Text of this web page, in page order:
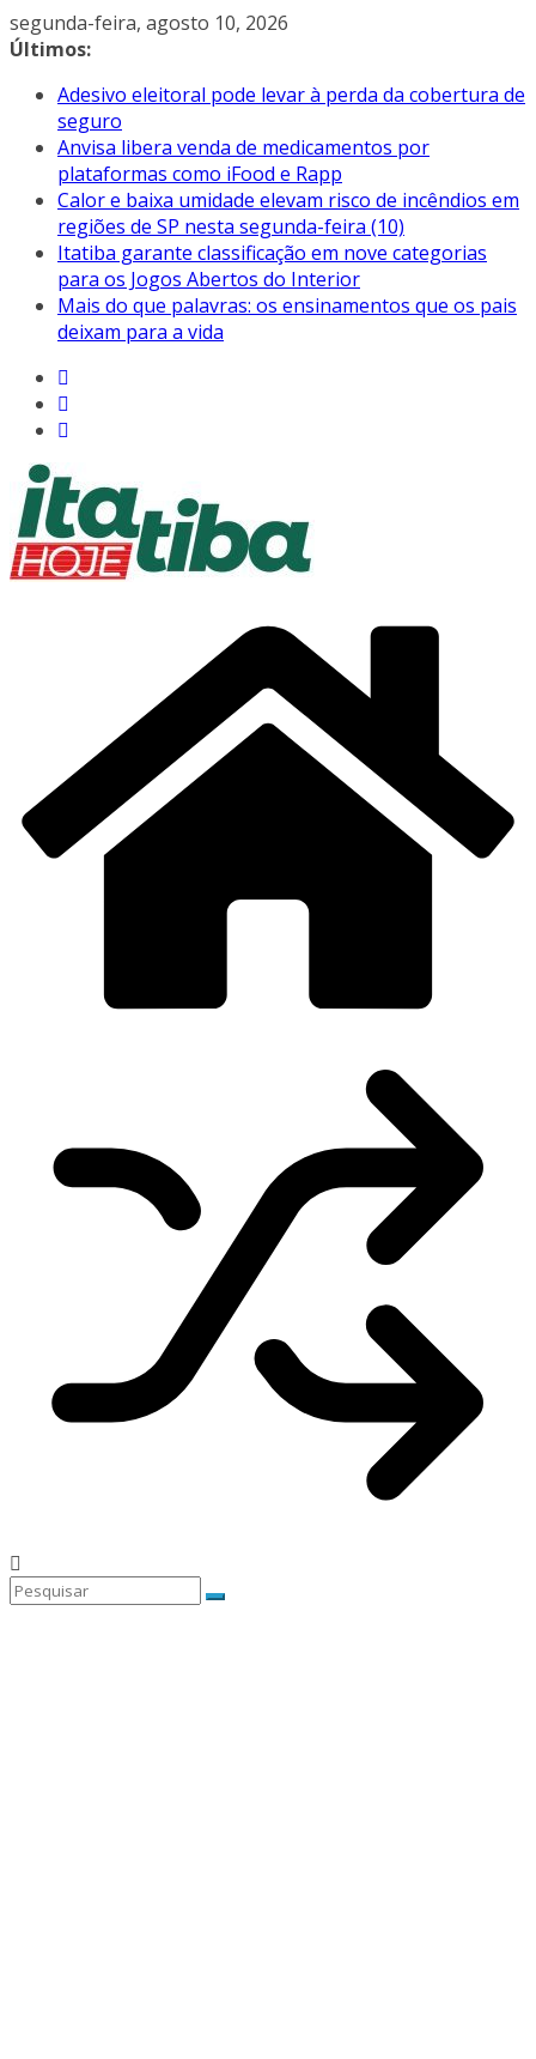
Pular
para
conteúdo
segunda-feira, agosto 10, 2026
Últimos:
Adesivo eleitoral pode levar à perda da cobertura de
seguro
Anvisa libera venda de medicamentos por
plataformas como iFood e Rapp
Calor e baixa umidade elevam risco de incêndios em
regiões de SP nesta segunda-feira (10)
Itatiba garante classificação em nove categorias
para os Jogos Abertos do Interior
Mais do que palavras: os ensinamentos que os pais
deixam para a vida